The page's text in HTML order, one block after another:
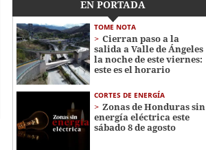
EN PORTADA
TOME NOTA
Cierran paso a la
salida a Valle de Ángeles
la noche de este viernes:
este es el horario
CORTES DE ENERGÍA
Zonas de Honduras sin
energía eléctrica este
sábado 8 de agosto